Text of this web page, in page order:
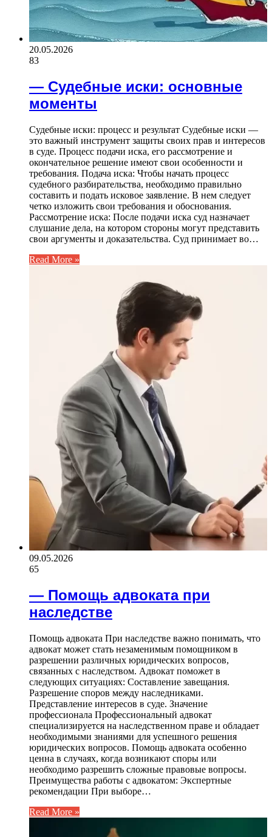
20.05.2026
83
— Судебные иски: основные
моменты
Судебные иски: процесс и результат Судебные иски —
это важный инструмент защиты своих прав и интересов
в суде. Процесс подачи иска, его рассмотрение и
окончательное решение имеют свои особенности и
требования. Подача иска: Чтобы начать процесс
судебного разбирательства, необходимо правильно
составить и подать исковое заявление. В нем следует
четко изложить свои требования и обоснования.
Рассмотрение иска: После подачи иска суд назначает
слушание дела, на котором стороны могут представить
свои аргументы и доказательства. Суд принимает во…
Read More »
09.05.2026
65
— Помощь адвоката при
наследстве
Помощь адвоката При наследстве важно понимать, что
адвокат может стать незаменимым помощником в
разрешении различных юридических вопросов,
связанных с наследством. Адвокат поможет в
следующих ситуациях: Составление завещания.
Разрешение споров между наследниками.
Представление интересов в суде. Значение
профессионала Профессиональный адвокат
специализируется на наследственном праве и обладает
необходимыми знаниями для успешного решения
юридических вопросов. Помощь адвоката особенно
ценна в случаях, когда возникают споры или
необходимо разрешить сложные правовые вопросы.
Преимущества работы с адвокатом: Экспертные
рекомендации При выборе…
Read More »